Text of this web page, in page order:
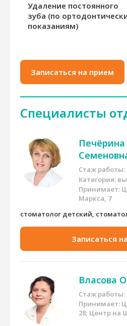
Удаление постоянного
зуба (по
показаниям)
Записаться на прием
Специалисты
Стаж работы:
Категория:
Принимает:
Маркса, 7
стоматолог детский,
Записаться
Власова
Стаж работы:
Принимает:
28; Центр на